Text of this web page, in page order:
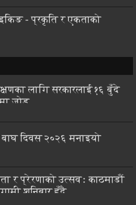
- प्रकृति र एकताको
लागि सरकारलाई १६ बुँदे
जोड
बाघ दिवस २०२६ मनाइयो
र प्रेरणाको उत्सवः काठमाडौं
शनिबार हुँदै